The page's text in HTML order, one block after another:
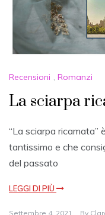
Recensioni , Romanzi
La sciarpa
“La sciarpa ricamata”
tantissimo e che
del passato
LEGGI DI PIÙ
Settembre 4, 2021 By